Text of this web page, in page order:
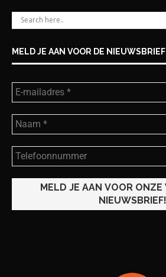
MELD JE AAN VOOR DE NIEUWSBRIEF